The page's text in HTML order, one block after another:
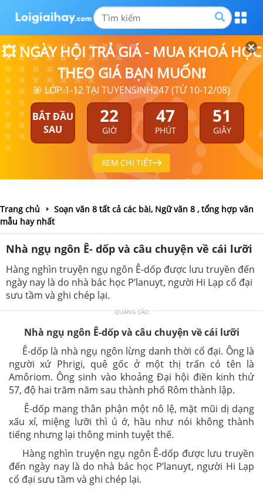
💥 NGÀY HỘI TRẢ GIÁ - MUA KHOÁ HỌC
THEO GIÁ BẠN MUỐN❗
🎯 LỚP 1-12 TẠI TUYENSINH247 (TỪ 10-12/08)
BẮT ĐẦU
SAU
22
GIỜ
47
PHÚT
51
GIÂY
XEM CHI TIẾT
Trang chủ
Soạn văn 8 tất cả các bài, Ngữ văn 8 , tổng hợp văn
mẫu hay nhất
Nhà ngụ ngôn Ê- dốp và câu chuyện về cái lưỡi
Hàng nghìn truyện ngụ ngôn Ê-dốp được lưu truyền đến
ngày nay là do nhà bác học P’lanuyt, người Hi Lạp cổ đại
sưu tầm và ghi chép lại.
QUẢNG CÁO
Nhà ngụ ngôn Ê-dốp và câu chuyện về cái lưỡi
Ê-dốp là nhà ngụ ngôn lừng danh thời cổ đại. Ông là
người xứ Phrigi, quê gốc ở một thị trấn có tên là
Amôriom. Ông sinh vào khoảng Đại hội điền kinh thứ
57, độ hai trăm năm sau thành phố Rôm thành lập.
Ê-dốp mang thân phận một nô lệ, mặt mũi dị dạng
xấu xí, miệng lưỡi thì ú ớ, hầu như nói không thành
tiếng nhưng lại thông minh tuyệt thế.
Hàng nghìn truyện ngụ ngôn Ê-dốp được lưu truyền
đến ngày nay là do nhà bác học P’lanuyt, người Hi Lạp
cổ đại sưu tầm và ghi chép lại.